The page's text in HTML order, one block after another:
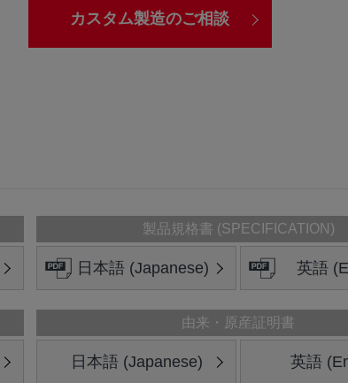
カスタム製造のご相談
製品規格書 (SPECIFICATION)
日本語 (Japanese) 英語
由来・原産証明書
日本語 (Japanese) 英語